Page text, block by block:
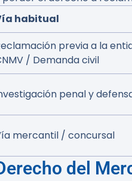
habitual
previa a la
/ Demanda civil
penal y
mercantil / concursal
del